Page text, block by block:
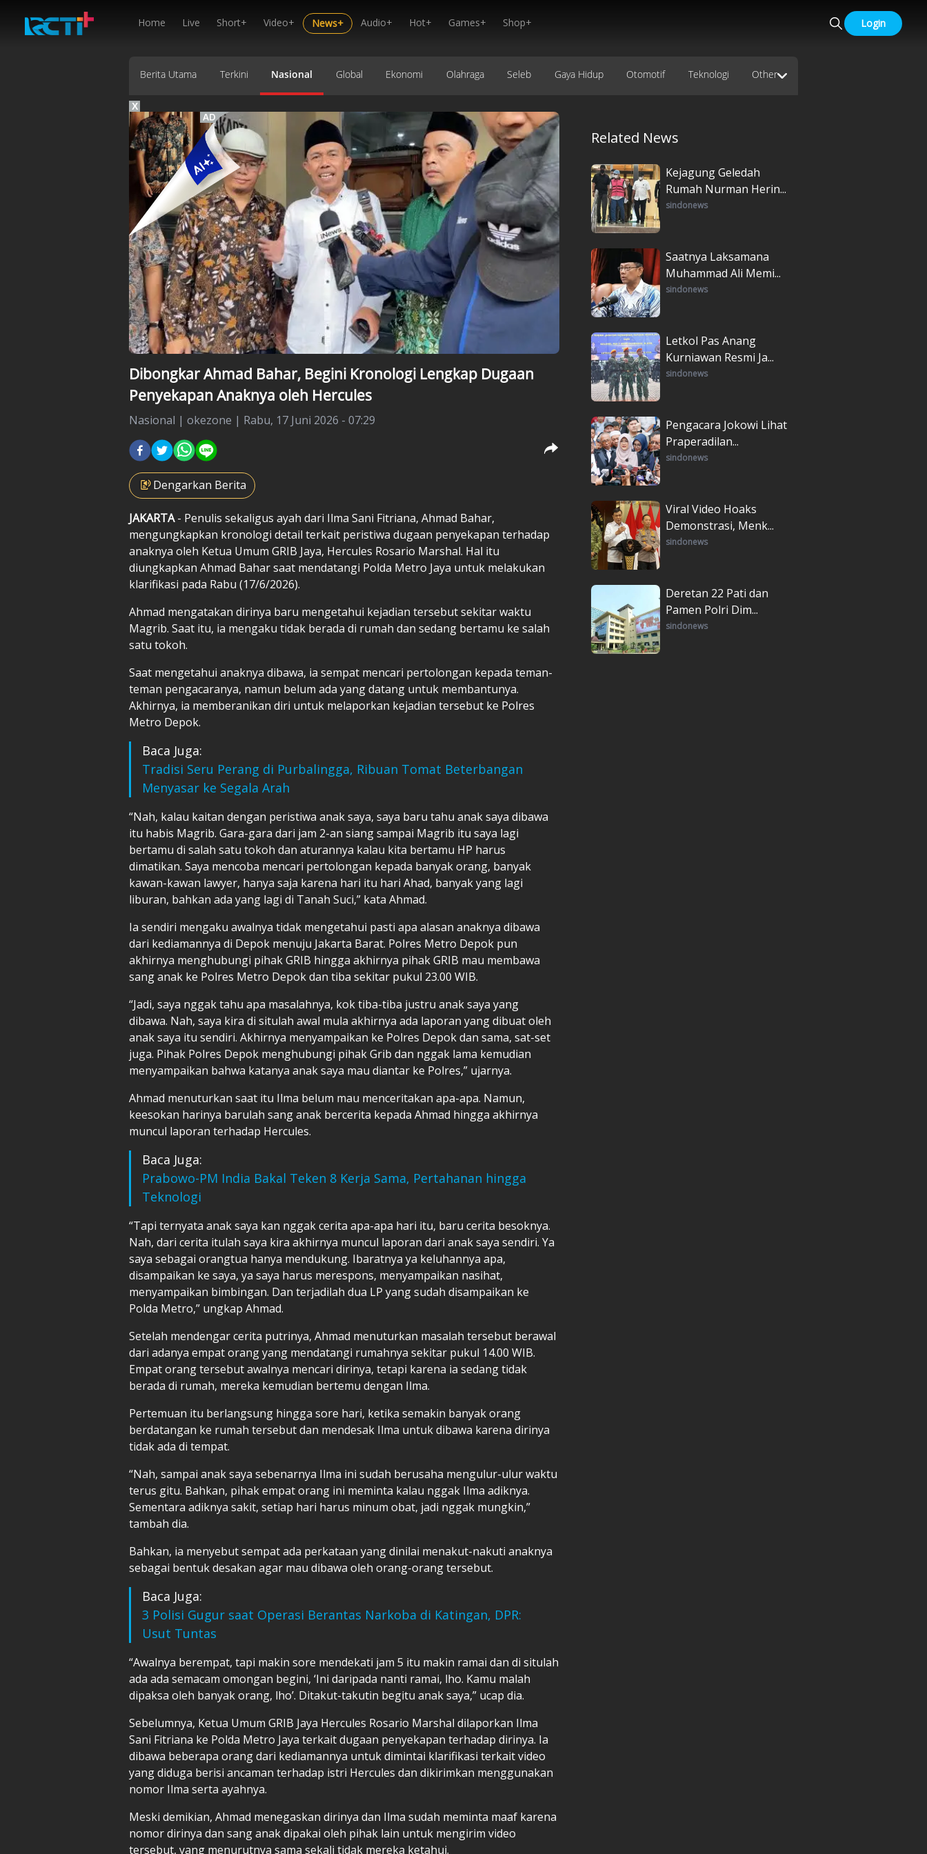
Home Live Short+ Video+ News+ Audio+ Hot+ Games+ Shop+ Login
Berita Utama Terkini Nasional Global Ekonomi Olahraga Seleb Gaya Hidup Otomotif Teknologi Other
Dibongkar Ahmad Bahar, Begini Kronologi Lengkap Dugaan
Penyekapan Anaknya oleh Hercules
Nasional | okezone | Rabu, 17 Juni 2026 - 07:29
Dengarkan Berita
JAKARTA- Penulis sekaligus ayah dari Ilma Sani Fitriana, Ahmad Bahar,
mengungkapkan kronologi detail terkait peristiwa dugaan penyekapan terhadap
anaknya oleh Ketua Umum GRIB Jaya, Hercules Rosario Marshal. Hal itu
diungkapkan Ahmad Bahar saat mendatangi Polda Metro Jaya untuk melakukan
klarifikasi pada Rabu (17/6/2026).
Ahmad mengatakan dirinya baru mengetahui kejadian tersebut sekitar waktu
Magrib. Saat itu, ia mengaku tidak berada di rumah dan sedang bertamu ke salah
satu tokoh.
Saat mengetahui anaknya dibawa, ia sempat mencari pertolongan kepada teman-
teman pengacaranya, namun belum ada yang datang untuk membantunya.
Akhirnya, ia memberanikan diri untuk melaporkan kejadian tersebut ke Polres
Metro Depok.
Baca Juga:
Tradisi Seru Perang di Purbalingga, Ribuan Tomat Beterbangan
Menyasar ke Segala Arah
“Nah, kalau kaitan dengan peristiwa anak saya, saya baru tahu anak saya dibawa
itu habis Magrib. Gara-gara dari jam 2-an siang sampai Magrib itu saya lagi
bertamu di salah satu tokoh dan aturannya kalau kita bertamu HP harus
dimatikan. Saya mencoba mencari pertolongan kepada banyak orang, banyak
kawan-kawan lawyer, hanya saja karena hari itu hari Ahad, banyak yang lagi
liburan, bahkan ada yang lagi di Tanah Suci,” kata Ahmad.
Ia sendiri mengaku awalnya tidak mengetahui pasti apa alasan anaknya dibawa
dari kediamannya di Depok menuju Jakarta Barat. Polres Metro Depok pun
akhirnya menghubungi pihak GRIB hingga akhirnya pihak GRIB mau membawa
sang anak ke Polres Metro Depok dan tiba sekitar pukul 23.00 WIB.
“Jadi, saya nggak tahu apa masalahnya, kok tiba-tiba justru anak saya yang
dibawa. Nah, saya kira di situlah awal mula akhirnya ada laporan yang dibuat oleh
anak saya itu sendiri. Akhirnya menyampaikan ke Polres Depok dan sama, sat-set
juga. Pihak Polres Depok menghubungi pihak Grib dan nggak lama kemudian
menyampaikan bahwa katanya anak saya mau diantar ke Polres,” ujarnya.
Ahmad menuturkan saat itu Ilma belum mau menceritakan apa-apa. Namun,
keesokan harinya barulah sang anak bercerita kepada Ahmad hingga akhirnya
muncul laporan terhadap Hercules.
Baca Juga:
Prabowo-PM India Bakal Teken 8 Kerja Sama, Pertahanan hingga
Teknologi
“Tapi ternyata anak saya kan nggak cerita apa-apa hari itu, baru cerita besoknya.
Nah, dari cerita itulah saya kira akhirnya muncul laporan dari anak saya sendiri. Ya
saya sebagai orangtua hanya mendukung. Ibaratnya ya keluhannya apa,
disampaikan ke saya, ya saya harus merespons, menyampaikan nasihat,
menyampaikan bimbingan. Dan terjadilah dua LP yang sudah disampaikan ke
Polda Metro,” ungkap Ahmad.
Setelah mendengar cerita putrinya, Ahmad menuturkan masalah tersebut berawal
dari adanya empat orang yang mendatangi rumahnya sekitar pukul 14.00 WIB.
Empat orang tersebut awalnya mencari dirinya, tetapi karena ia sedang tidak
berada di rumah, mereka kemudian bertemu dengan Ilma.
Pertemuan itu berlangsung hingga sore hari, ketika semakin banyak orang
berdatangan ke rumah tersebut dan mendesak Ilma untuk dibawa karena dirinya
tidak ada di tempat.
“Nah, sampai anak saya sebenarnya Ilma ini sudah berusaha mengulur-ulur waktu
terus gitu. Bahkan, pihak empat orang ini meminta kalau nggak Ilma adiknya.
Sementara adiknya sakit, setiap hari harus minum obat, jadi nggak mungkin,”
tambah dia.
Bahkan, ia menyebut sempat ada perkataan yang dinilai menakut-nakuti anaknya
sebagai bentuk desakan agar mau dibawa oleh orang-orang tersebut.
Baca Juga:
3 Polisi Gugur saat Operasi Berantas Narkoba di Katingan, DPR:
Usut Tuntas
“Awalnya berempat, tapi makin sore mendekati jam 5 itu makin ramai dan di situlah
ada ada semacam omongan begini, ‘Ini daripada nanti ramai, lho. Kamu malah
dipaksa oleh banyak orang, lho’. Ditakut-takutin begitu anak saya,” ucap dia.
Sebelumnya, Ketua Umum GRIB Jaya Hercules Rosario Marshal dilaporkan Ilma
Sani Fitriana ke Polda Metro Jaya terkait dugaan penyekapan terhadap dirinya. Ia
dibawa beberapa orang dari kediamannya untuk dimintai klarifikasi terkait video
yang diduga berisi ancaman terhadap istri Hercules dan dikirimkan menggunakan
nomor Ilma serta ayahnya.
Meski demikian, Ahmad menegaskan dirinya dan Ilma sudah meminta maaf karena
nomor dirinya dan sang anak dipakai oleh pihak lain untuk mengirim video
tersebut, yang menurutnya sama sekali tidak mereka ketahui.
Related News
Kejagung Geledah
Rumah Nurman Herin...
sindonews
Saatnya Laksamana
Muhammad Ali Memi...
sindonews
Letkol Pas Anang
Kurniawan Resmi Ja...
sindonews
Pengacara Jokowi Lihat
Praperadilan...
sindonews
Viral Video Hoaks
Demonstrasi, Menk...
sindonews
Deretan 22 Pati dan
Pamen Polri Dim...
sindonews
X